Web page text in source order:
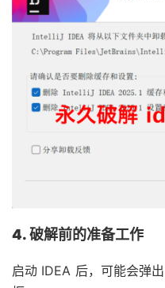
4. 破解前的准备工作
启动 IDEA 后，可能会弹